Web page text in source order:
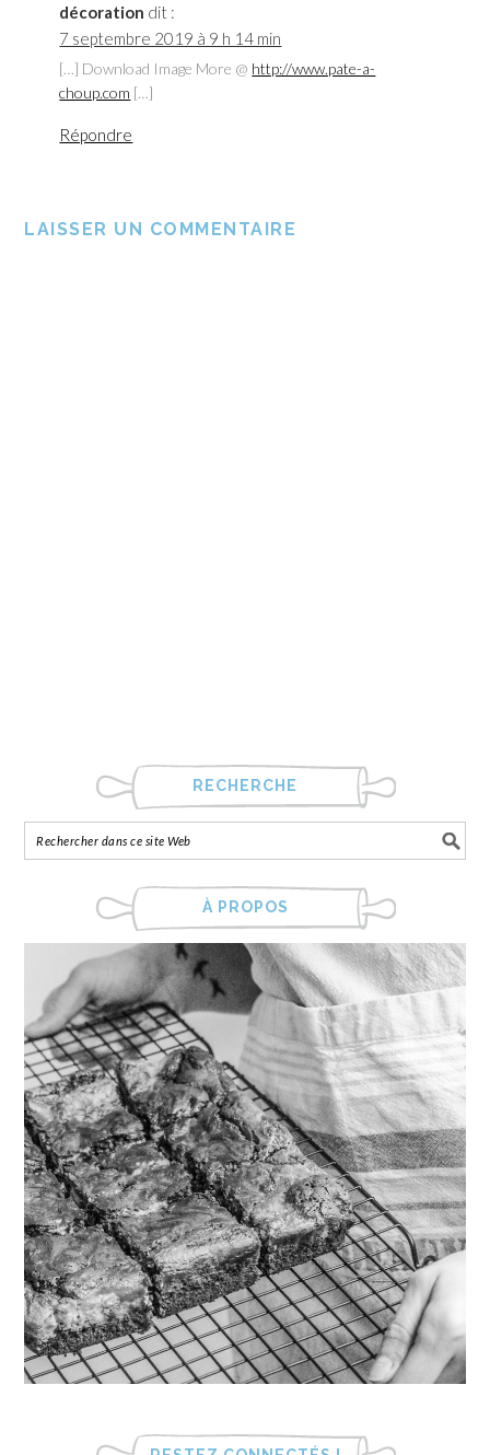
décoration dit :
7 septembre 2019 à 9 h 14 min
[…] Download Image More @ http://www.pate-a-
choup.com […]
Répondre
LAISSER UN COMMENTAIRE
RECHERCHE
À PROPOS